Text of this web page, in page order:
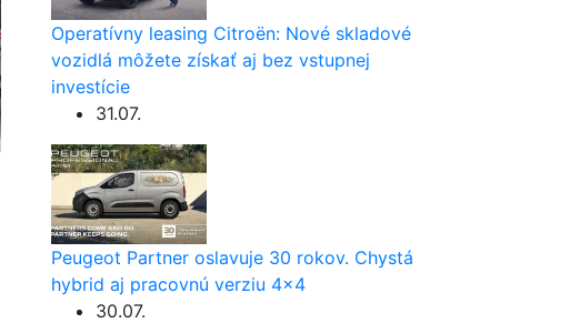
Operatívny leasing Citroën: Nové skladové
vozidlá môžete získať aj bez vstupnej
investície
31.07.
Peugeot Partner oslavuje 30 rokov. Chystá
hybrid aj pracovnú verziu 4×4
30.07.